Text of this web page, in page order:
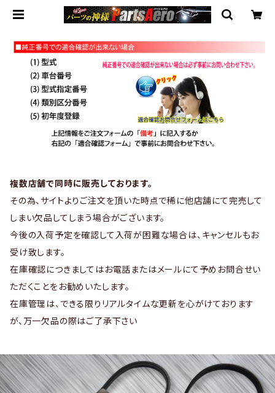
複数店舗で同時に販売しております。
その為、サイトよりご注文を頂いた時点で稀に他店舗にて完売して
しまい欠品してしまう場合がございます。
今後の入荷予定を確認して入荷が困難な場合は、キャンセルもお
受け致します。
在庫確認につきましてはお電話またはメールにて予めお問合せい
ただくことをお勧めいたします。
在庫管理は、できる限りリアルタイムな更新を心がけております
が、万一欠品の際はご了承下さい